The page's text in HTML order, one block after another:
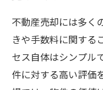
不動産売却には多く
きや手数料に関する
セス自体はシンプル
件に対する高い評価